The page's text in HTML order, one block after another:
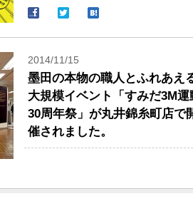
2014/11/15
墨田の本物の職人とふれあえ
大規模イベント「すみだ3M運
30周年祭」が丸井錦糸町店で
催されました。